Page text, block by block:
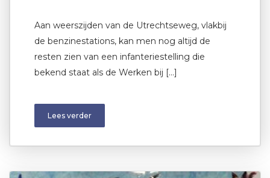
Aan weerszijden van de Utrechtseweg, vlakbij
de benzinestations, kan men nog altijd de
resten zien van een infanteriestelling die
bekend staat als de Werken bij […]
Lees verder